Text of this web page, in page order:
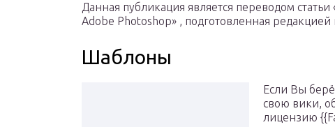
Данная публикация является переводом
Adobe Photoshop» , подготовленная редакцией
Шаблоны
Если Вы
свою вики,
лицензию